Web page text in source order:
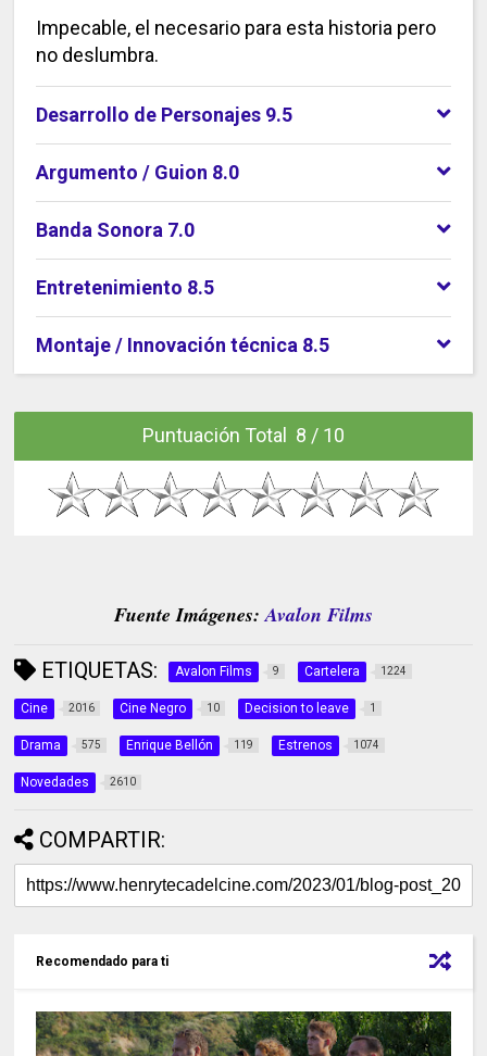
Impecable, el necesario para esta historia pero
no deslumbra.
Desarrollo de Personajes 9.5
Argumento / Guion 8.0
Banda Sonora 7.0
Entretenimiento 8.5
Montaje / Innovación técnica 8.5
Puntuación Total 8 / 10
Fuente Imágenes:Avalon Films
ETIQUETAS: Avalon Films 9 Cartelera 1224
Cine 2016 Cine Negro 10 Decision to leave 1
Drama 575 Enrique Bellón 119 Estrenos 1074
Novedades 2610
COMPARTIR:
Recomendado para ti